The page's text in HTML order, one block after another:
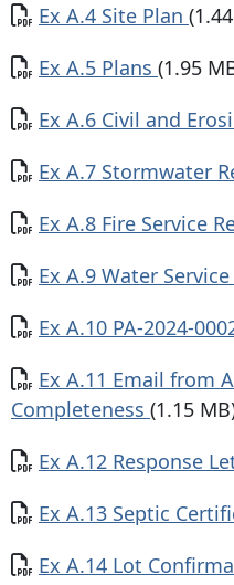
Documento
Ex A.4 Site Plan
Documento
Ex A.5 Plans (1.95
Documento
Ex A.6 Civil and
Documento
Ex A.7 Stormwater
Documento
Ex A.8 Fire Service
Documento
Ex A.9 Water
Documento
Ex A.10 PA-2024-
Documento
Ex A.11 Email from
Completeness (1.15
Documento
Ex A.12 Response
Documento
Ex A.13 Septic
Documento
Ex A.14 Lot